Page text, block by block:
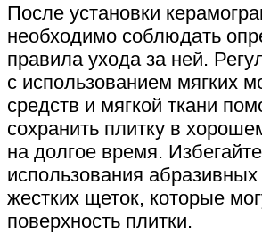
После установки
необходимо соблюдать
правила ухода за ней.
с использованием мягких
средств и мягкой ткани
сохранить плитку в
на долгое время. Избегайте
использования абразивных
жестких щеток, которые
поверхность плитки.